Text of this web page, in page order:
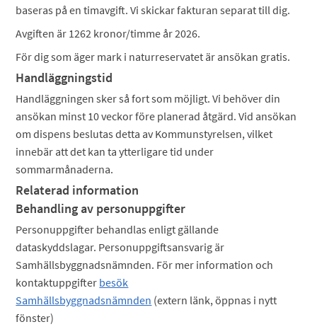
baseras på en timavgift. Vi skickar fakturan separat till dig.
Avgiften är 1262 kronor/timme år 2026.
För dig som äger mark i naturreservatet är ansökan gratis.
Handläggningstid
Handläggningen sker så fort som möjligt. Vi behöver din
ansökan minst 10 veckor före planerad åtgärd. Vid ansökan
om dispens beslutas detta av Kommunstyrelsen, vilket
innebär att det kan ta ytterligare tid under
sommarmånaderna.
Relaterad information
Behandling av personuppgifter
Personuppgifter behandlas enligt gällande
dataskyddslagar. Personuppgiftsansvarig är
Samhällsbyggnadsnämnden. För mer information och
kontaktuppgifter besök
Samhällsbyggnadsnämnden (extern länk, öppnas i nytt
fönster)